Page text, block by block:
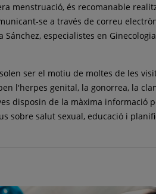
menstruació, és recomanable
se a través de correu
especialistes en
ser el motiu de moltes de les
l'herpes genital, la gonorrea, la
disposin de la màxima informació
sobre salut sexual, educació i